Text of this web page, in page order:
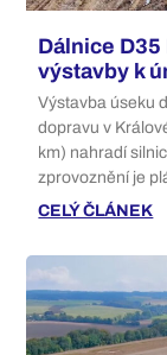
Dálnice
výstavby k
Výstavba úseku
dopravu v
km) nahradí
zprovoznění je
CELÝ ČLÁNEK